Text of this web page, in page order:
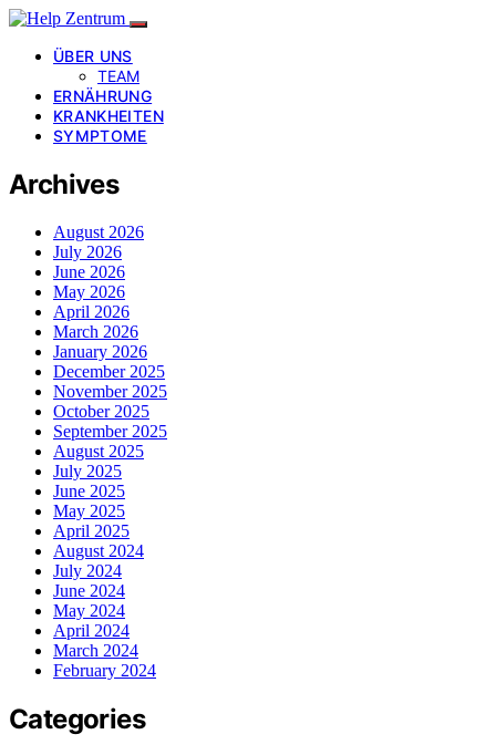
ÜBER UNS
TEAM
ERNÄHRUNG
KRANKHEITEN
SYMPTOME
Archives
August 2026
July 2026
June 2026
May 2026
April 2026
March 2026
January 2026
December 2025
November 2025
October 2025
September 2025
August 2025
July 2025
June 2025
May 2025
April 2025
August 2024
July 2024
June 2024
May 2024
April 2024
March 2024
February 2024
Categories